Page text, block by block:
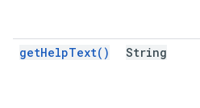
getHelpText( ) String